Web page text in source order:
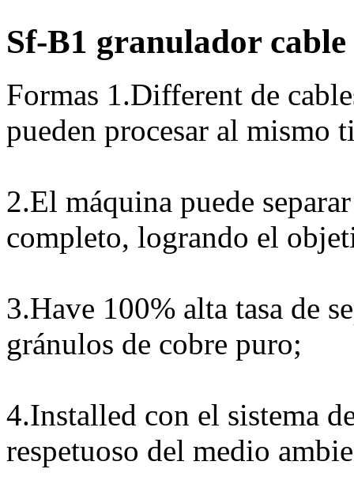
Sf-B1 granulador cable
Formas 1.Different de
pueden procesar al mismo
2.El máquina puede
completo, logrando el
3.Have 100% alta tasa de
gránulos de cobre puro;
4.Installed con el sistema
respetuoso del medio